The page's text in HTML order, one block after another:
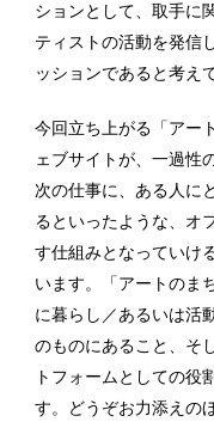
ションとして、取手に
ティストの活動を発信
ッションであると考え
今回立ち上がる「アー
ェブサイトが、一過性
次の仕事に、ある人に
るといったような、オ
す仕組みとなっていけ
います。「アートのま
に暮らし／あるいは活
のものにあること、そ
トフォームとしての役
す。どうぞお力添えの